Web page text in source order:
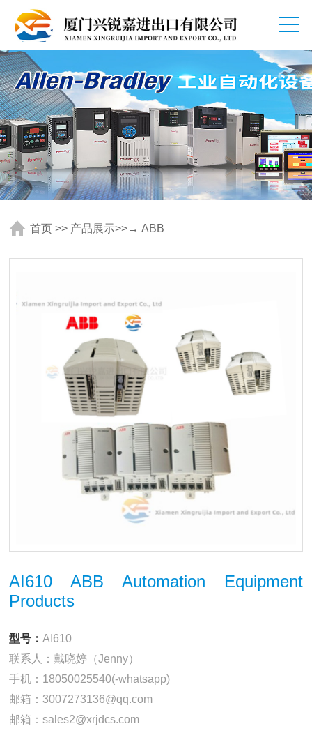
首页 >> 产品展示>>→ ABB
AI610 ABB Automation Equipment
Products
型号：AI610
联系人：戴晓婷（Jenny）
手机：18050025540(-whatsapp)
邮箱：3007273136@qq.com
邮箱：sales2@xrjdcs.com